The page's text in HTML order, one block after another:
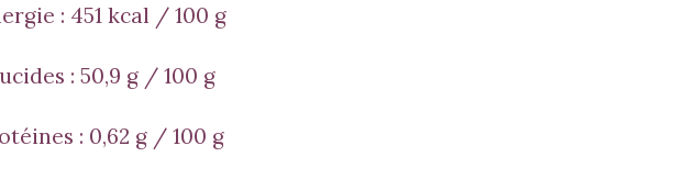
: 451 kcal / 100 g
: 50,9 g / 100 g
: 0,62 g / 100 g